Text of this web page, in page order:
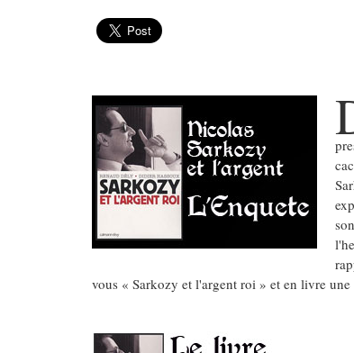
vous « Sarkozy et l'argent roi » et en livre